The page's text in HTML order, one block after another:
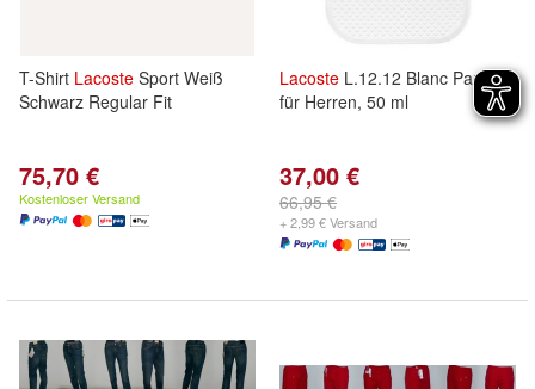
T-Shirt Lacoste Sport Weiß
Schwarz Regular Fit
75,70 €
Kostenloser Versand
Lacoste L.12.12 Blanc Parfum
für Herren, 50 ml
37,00 €
66,95 €
+ 2,99 € Versand